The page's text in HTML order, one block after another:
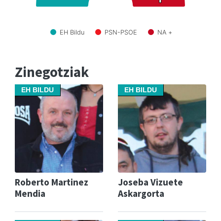
EH Bildu PSN-PSOE NA +
Zinegotziak
EH BILDU
Roberto Martinez
Mendia
EH BILDU
Joseba Vizuete
Askargorta